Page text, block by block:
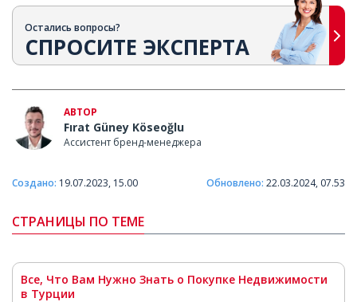
Остались вопросы?
СПРОСИТЕ ЭКСПЕРТА
АВТОР
Fırat Güney Köseoğlu
Ассистент бренд-менеджера
Создано: 19.07.2023, 15.00 Обновлено: 22.03.2024, 07.53
СТРАНИЦЫ ПО ТЕМЕ
Все, Что Вам Нужно Знать о Покупке Недвижимости
в Турции